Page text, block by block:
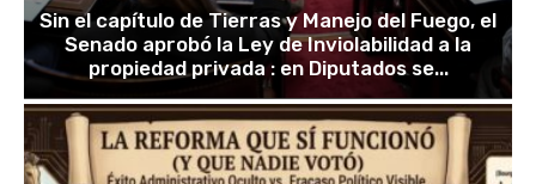
Sin el capítulo de Tierras y Manejo del Fuego, el
Senado aprobó la Ley de Inviolabilidad a la
propiedad privada : en Diputados se...